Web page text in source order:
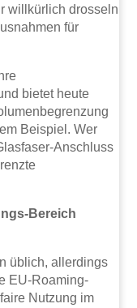
willkürlich drosseln
für
bietet heute
Beispiel. Wer
Anschluss
Bereich
üblich, allerdings
EU-Roaming-
Nutzung im